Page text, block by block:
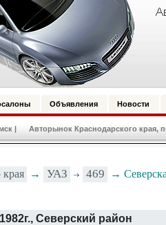
Объявления Новости
| Авторынок Краснодарского края,
→ УАЗ 469
→
Северский район